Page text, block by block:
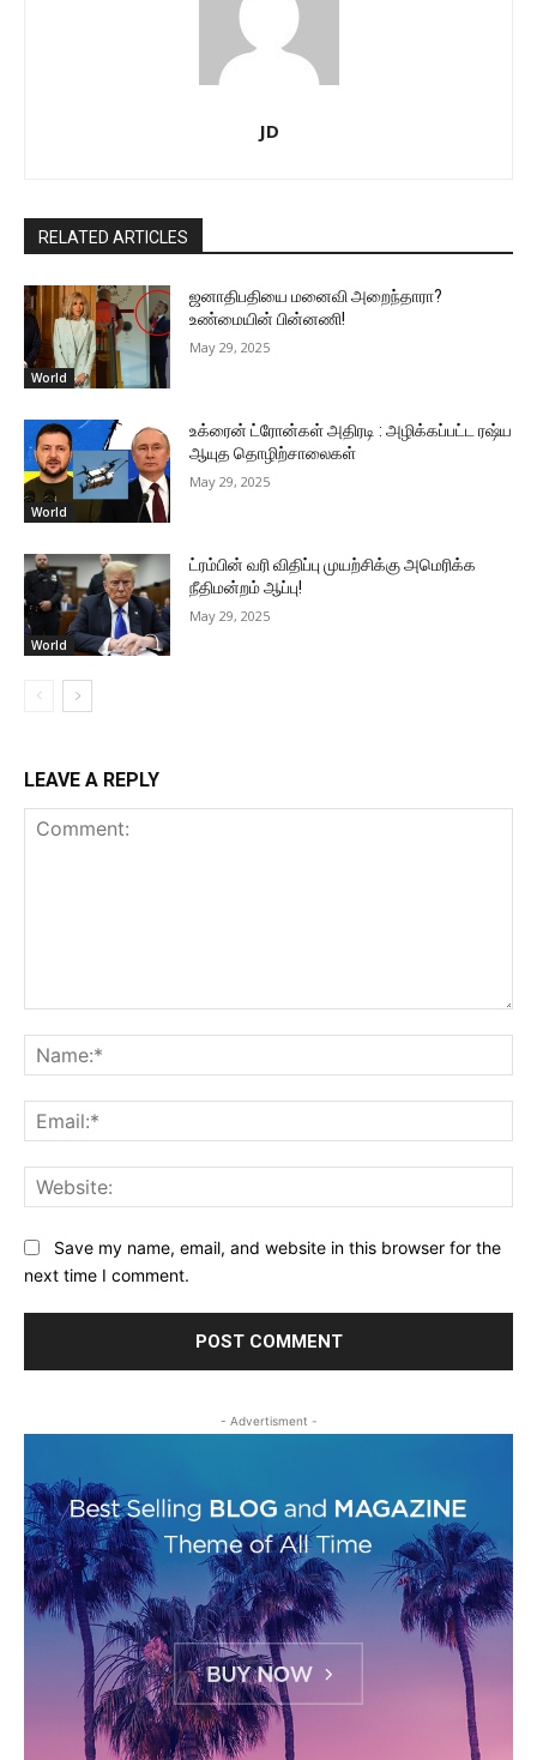
JD
RELATED ARTICLES
World
ஜனாதிபதியை மனைவி அறைந்தாரா?
உண்மையின் பின்னணி!
May 29, 2025
World
உக்ரைன் ட்ரோன்கள் அதிரடி : அழிக்கப்பட்ட ரஷ்ய
ஆயுத தொழிற்சாலைகள்
May 29, 2025
World
ட்ரம்பின் வரி விதிப்பு முயற்சிக்கு அமெரிக்க
நீதிமன்றம் ஆப்பு!
May 29, 2025
LEAVE A REPLY
Save my name, email, and website in this browser for the
next time I comment.
- Advertisment -